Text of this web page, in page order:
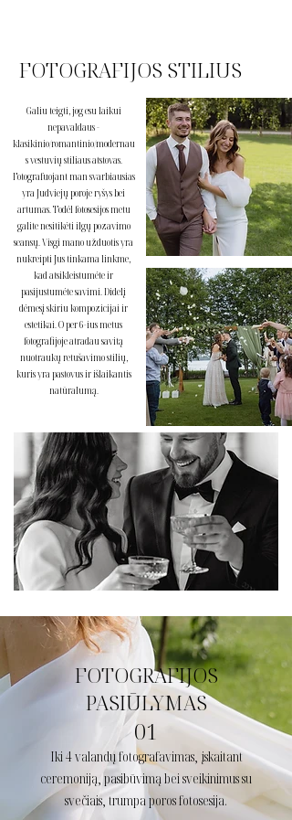
FOTOGRAFIJOS STILIUS
Galiu teigti, jog esu laikui
nepavaldaus -
klasikinio/romantinio/modernau
s vestuvių stiliaus atstovas.
Fotografuojant man svarbiausias
yra Judviejų poroje ryšys bei
artumas. Todėl fotosesijos metu
galite nesitikėti ilgų pozavimo
seansų. Visgi mano užduotis yra
nukreipti Jus tinkama linkme,
kad atsikleistumėte ir
pasijustumėte savimi. Didelį
dėmesį skiriu kompozicijai ir
estetikai. O per 6-ius metus
fotografijoje atradau savitą
nuotraukų retušavimo stilių,
kuris yra pastovus ir išlaikantis
natūralumą.
FOTOGRAFIJOS
PASIŪLYMAS
01
Iki 4 valandų fotografavimas, įskaitant
ceremoniją, pasibūvimą bei sveikinimus su
svečiais, trumpa poros fotosesija.